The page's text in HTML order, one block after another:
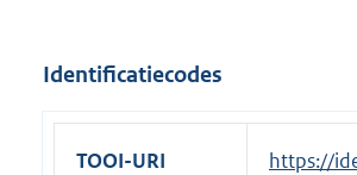
Identificatiecodes
TOOI-URI
https://